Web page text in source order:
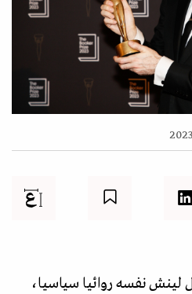
لينش نفسه روائيا سياسيا،